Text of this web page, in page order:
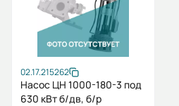
02.17.215262
Насос ЦН 1000-180-3 под
630 кВт б/дв, б/р